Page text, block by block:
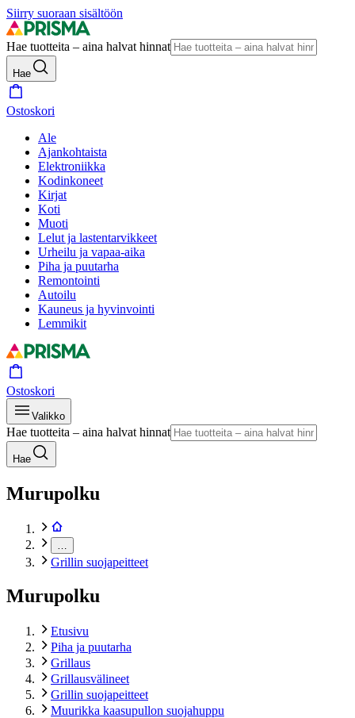
Siirry suoraan sisältöön
Hae tuotteita – aina halvat hinnat
Hae
Ostoskori
Ale
Ajankohtaista
Elektroniikka
Kodinkoneet
Kirjat
Koti
Muoti
Lelut ja lastentarvikkeet
Urheilu ja vapaa-aika
Piha ja puutarha
Remontointi
Autoilu
Kauneus ja hyvinvointi
Lemmikit
Ostoskori
Valikko
Hae tuotteita – aina halvat hinnat
Hae
Murupolku
Grillin suojapeitteet
Murupolku
Etusivu
Piha ja puutarha
Grillaus
Grillausvälineet
Grillin suojapeitteet
Muurikka kaasupullon suojahuppu